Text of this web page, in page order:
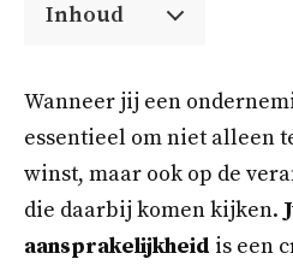
Inhoud
Wanneer jij een
essentieel om niet alleen
winst, maar ook op de
die daarbij komen kijken.
aansprakelijkheid is een